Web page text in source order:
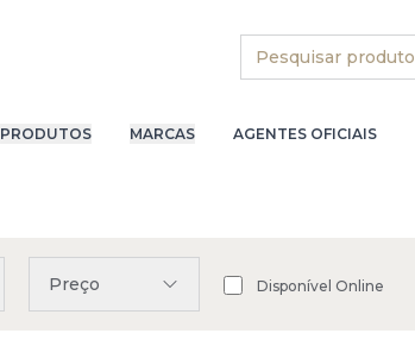
Search
PRODUTOS MARCAS AGENTES OFICIAIS
Preço Disponível Online